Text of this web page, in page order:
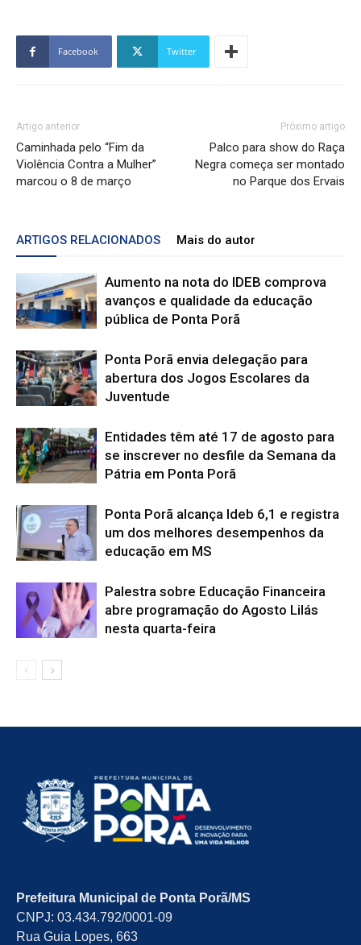
Facebook Twitter
Artigo anterior
Caminhada pelo “Fim da
Violência Contra a Mulher”
marcou o 8 de março
Próximo artigo
Palco para show do Raça
Negra começa ser montado
no Parque dos Ervais
ARTIGOS RELACIONADOS Mais do autor
Aumento na nota do IDEB comprova
avanços e qualidade da educação
pública de Ponta Porã
Ponta Porã envia delegação para
abertura dos Jogos Escolares da
Juventude
Entidades têm até 17 de agosto para
se inscrever no desfile da Semana da
Pátria em Ponta Porã
Ponta Porã alcança Ideb 6,1 e registra
um dos melhores desempenhos da
educação em MS
Palestra sobre Educação Financeira
abre programação do Agosto Lilás
nesta quarta-feira
Prefeitura Municipal de Ponta Porã/MS
CNPJ: 03.434.792/0001-09
Rua Guia Lopes, 663